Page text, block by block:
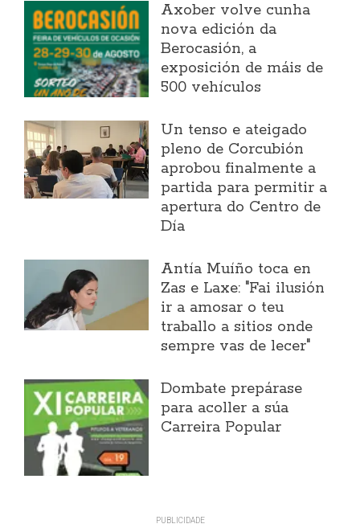
Axober volve cunha
nova edición da
Berocasión, a
exposición de máis de
500 vehículos
Un tenso e ateigado
pleno de Corcubión
aprobou finalmente a
partida para permitir a
apertura do Centro de
Día
Antía Muíño toca en
Zas e Laxe: "Fai ilusión
ir a amosar o teu
traballo a sitios onde
sempre vas de lecer"
Dombate prepárase
para acoller a súa
Carreira Popular